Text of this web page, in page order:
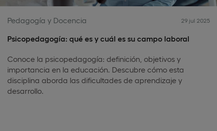
Pedagogía y Docencia 29 jul 2025
Psicopedagogía: qué es y cuál es su campo laboral
Conoce la psicopedagogía: definición, objetivos y
importancia en la educación. Descubre cómo esta
disciplina aborda las dificultades de aprendizaje y
desarrollo.